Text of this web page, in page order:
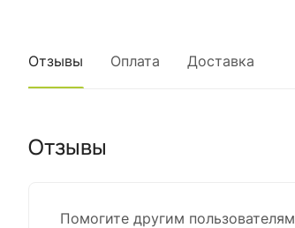
Отзывы Оплата Доставка
Отзывы
Помогите другим